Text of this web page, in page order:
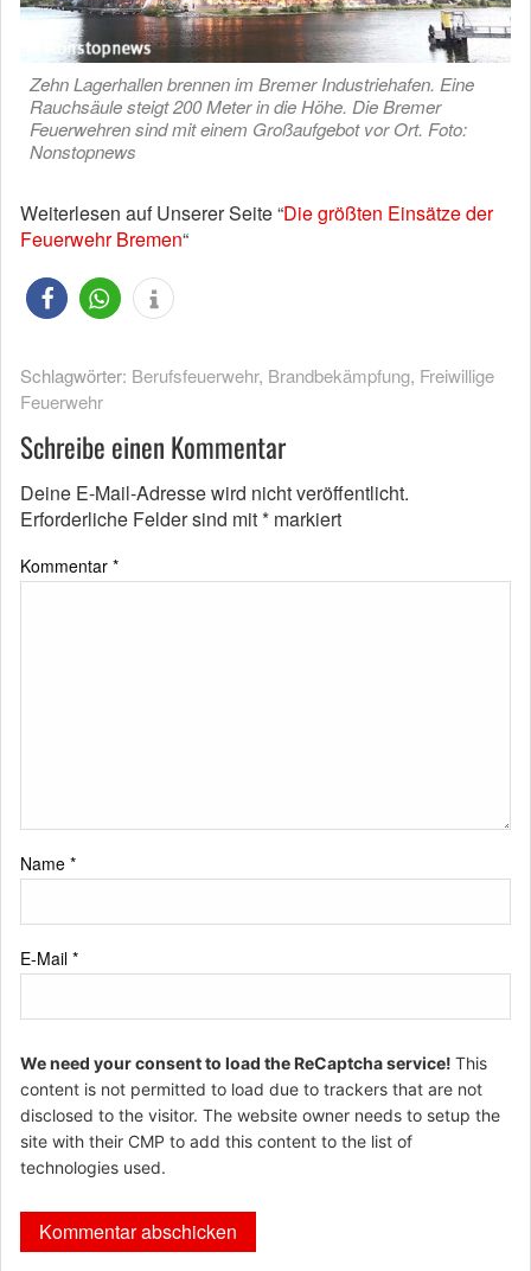
Zehn Lagerhallen brennen im Bremer Industriehafen. Eine
Rauchsäule steigt 200 Meter in die Höhe. Die Bremer
Feuerwehren sind mit einem Großaufgebot vor Ort. Foto:
Nonstopnews
Weiterlesen auf Unserer Seite “Die größten Einsätze der
Feuerwehr Bremen“
Schlagwörter: Berufsfeuerwehr, Brandbekämpfung, Freiwillige
Feuerwehr
Schreibe einen Kommentar
Deine E-Mail-Adresse wird nicht veröffentlicht.
Erforderliche Felder sind mit* markiert
Kommentar *
Name *
E-Mail *
We need your consent to load the ReCaptcha service! This
content is not permitted to load due to trackers that are not
disclosed to the visitor. The website owner needs to setup the
site with their CMP to add this content to the list of
technologies used.